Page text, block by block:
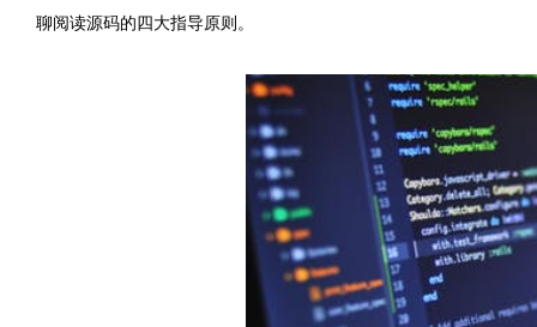
聊阅读源码的四大指导原则。